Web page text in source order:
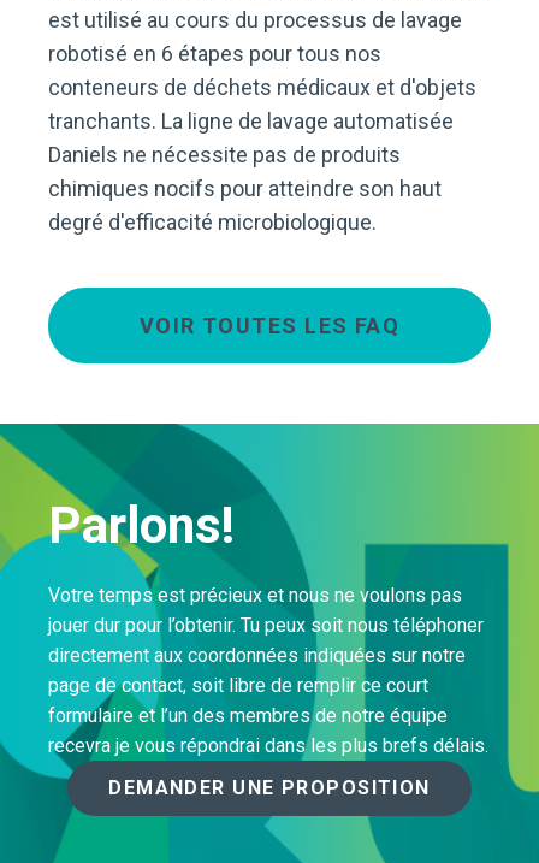
est utilisé au cours du processus de lavage
robotisé en 6 étapes pour tous nos
conteneurs de déchets médicaux et d'objets
tranchants. La ligne de lavage automatisée
Daniels ne nécessite pas de produits
chimiques nocifs pour atteindre son haut
degré d'efficacité microbiologique.
VOIR TOUTES LES FAQ
Parlons!
Votre temps est précieux et nous ne voulons pas
jouer dur pour l’obtenir. Tu peux soit nous téléphoner
directement aux coordonnées indiquées sur notre
page de contact, soit libre de remplir ce court
formulaire et l’un des membres de notre équipe
recevra je vous répondrai dans les plus brefs délais.
DEMANDER UNE PROPOSITION